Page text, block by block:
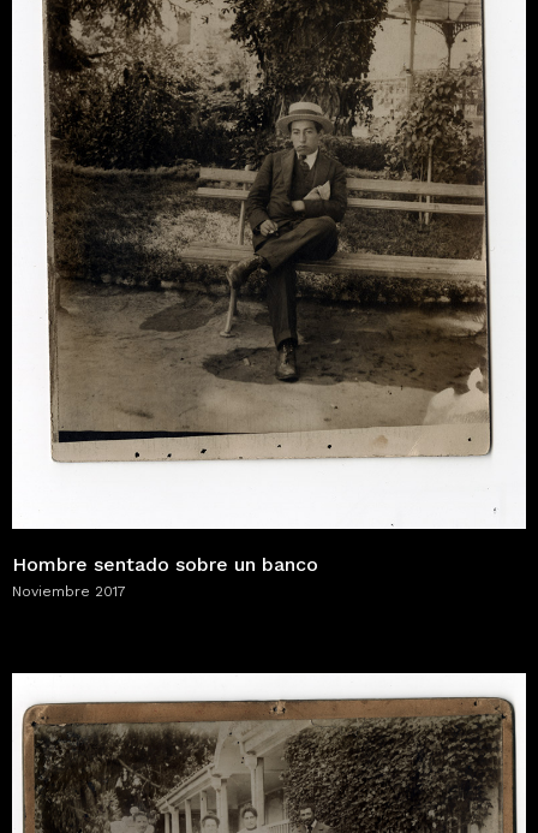
Hombre sentado sobre un banco
Noviembre 2017